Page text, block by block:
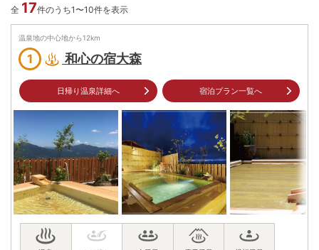
全 17件のうち1〜10件を表示
温泉地の中心地から12km
1 和心の宿大森
日帰り温泉詳細へ 宿泊プラン一覧へ